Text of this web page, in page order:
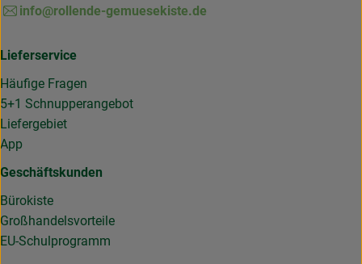
info@rollende-gemuesekiste.de
Lieferservice
Häufige Fragen
5+1 Schnupperangebot
Liefergebiet
App
Geschäftskunden
Bürokiste
Großhandelsvorteile
EU-Schulprogramm